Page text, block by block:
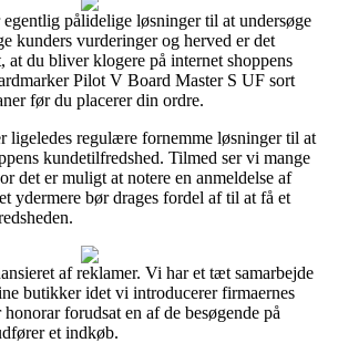
pålidelige løsninger til at undersøge
kunders vurderinger og herved er det
at du bliver klogere på internet shoppens
Pilot V Board Master S UF sort
før du placerer din ordre.
ligeledes regulære fornemme løsninger til at
kundetilfredshed. Tilmed ser vi mange
det er muligt at notere en anmeldelse af
ydermere bør drages fordel af til at få et
af reklamer. Vi har et tæt samarbejde
butikker idet vi introducerer firmaernes
forudsat en af de besøgende på
et indkøb.